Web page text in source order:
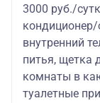
3000 руб./
кондиционер/
внутренний
питья, щетка
комнаты в
туалетные